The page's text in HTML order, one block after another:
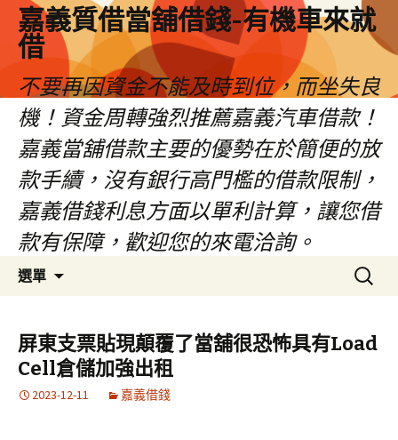
嘉義質借當舖借錢-有機車來就
借
不要再因資金不能及時到位，而坐失良
機！資金周轉強烈推薦嘉義汽車借款！
嘉義當舖借款主要的優勢在於簡便的放
款手續，沒有銀行高門檻的借款限制，
嘉義借錢利息方面以單利計算，讓您借
款有保障，歡迎您的來電洽詢。
選單
容
區
搜
尋
字:
屏東支票貼現顛覆了當舖很恐怖具有Load
Cell倉儲加強出租
2023-12-11 嘉義借錢